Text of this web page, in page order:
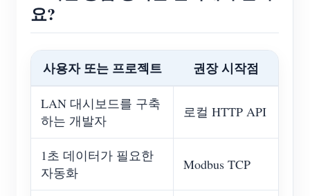
요?
사용자 또는 프로젝트 권장 시작점
LAN 대시보드를 구축
하는 개발자
로컬 HTTP API
1초 데이터가 필요한
자동화
Modbus TCP